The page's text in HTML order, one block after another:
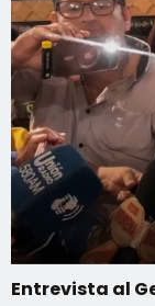
Entrevista al